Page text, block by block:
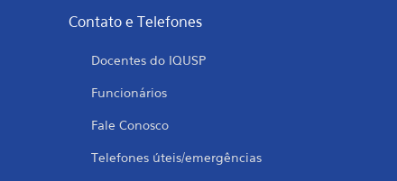
Contato e Telefones
Docentes do IQUSP
Funcionários
Fale Conosco
Telefones úteis/emergências